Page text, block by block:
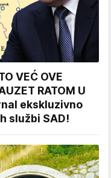
VEĆ OVE
RATOM U
ekskluzivno
službi SAD!